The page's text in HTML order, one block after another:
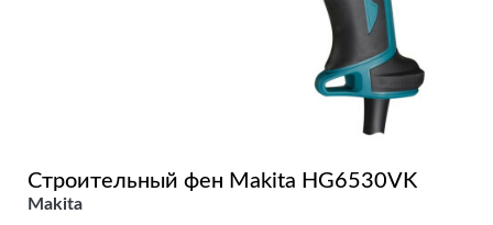
Строительный фен Makita HG6530VK
Makita